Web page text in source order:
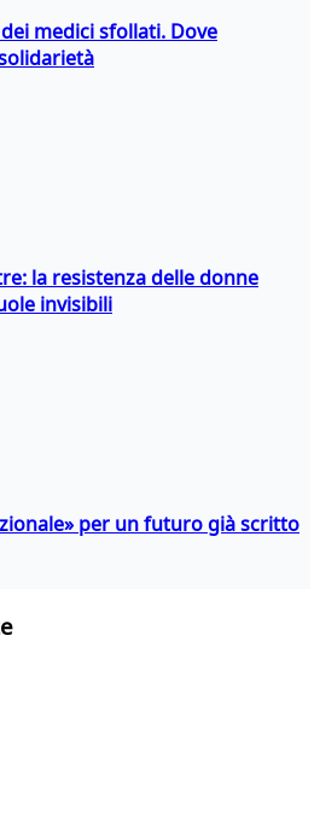
medici sfollati. Dove
la resistenza delle donne
invisibili
per un futuro già scritto